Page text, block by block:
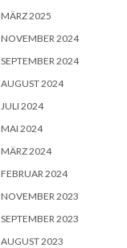
MÄRZ 2025
NOVEMBER 2024
SEPTEMBER 2024
AUGUST 2024
JULI 2024
MAI 2024
MÄRZ 2024
FEBRUAR 2024
NOVEMBER 2023
SEPTEMBER 2023
AUGUST 2023